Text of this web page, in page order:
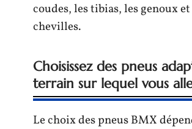
coudes, les tibias, les genoux
chevilles.
Choisissez des pneus
terrain sur lequel vous
Le choix des pneus BMX